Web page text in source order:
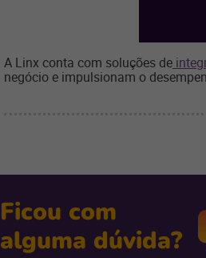
A Linx conta com soluções de
negócio e impulsionam o
Ficou com
alguma dúvida?